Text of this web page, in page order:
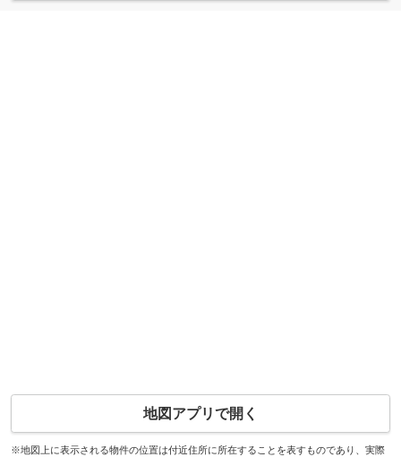
地図アプリで開く
※地図上に表示される物件の位置は付近住所に所在することを表すものであり、実際